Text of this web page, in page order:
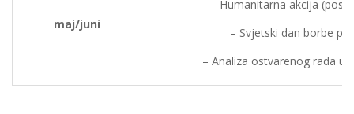
maj/juni
– Humanitarna akcija
– Svjetski dan borbe
– Analiza ostvarenog rada u